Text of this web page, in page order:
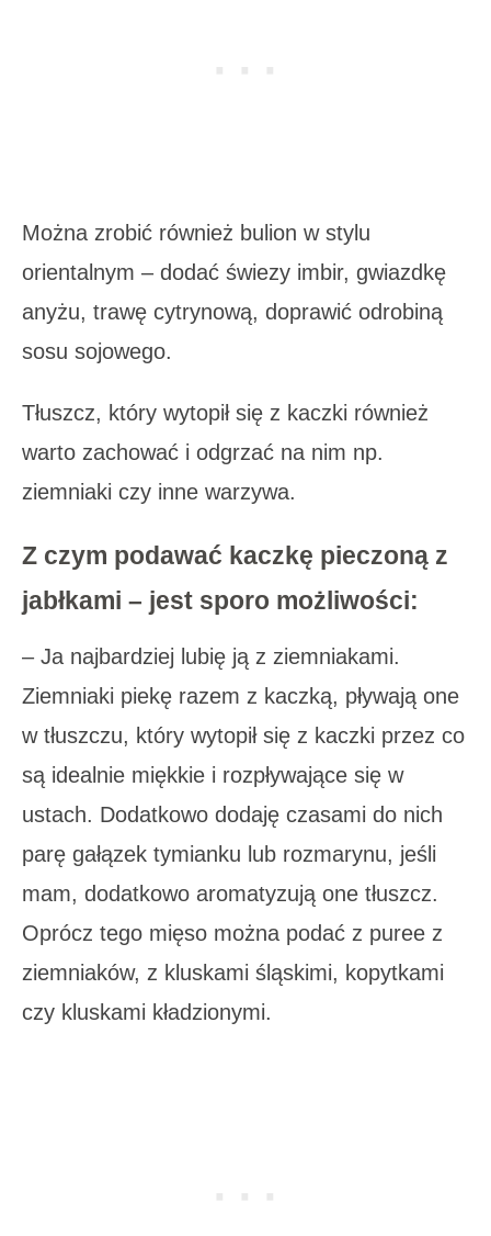
Można zrobić również bulion w stylu
orientalnym – dodać świezy imbir, gwiazdkę
anyżu, trawę cytrynową, doprawić odrobiną
sosu sojowego.
Tłuszcz, który wytopił się z kaczki również
warto zachować i odgrzać na nim np.
ziemniaki czy inne warzywa.
Z czym podawać kaczkę pieczoną z
jabłkami – jest sporo możliwości:
– Ja najbardziej lubię ją z ziemniakami.
Ziemniaki piekę razem z kaczką, pływają one
w tłuszczu, który wytopił się z kaczki przez co
są idealnie miękkie i rozpływające się w
ustach. Dodatkowo dodaję czasami do nich
parę gałązek tymianku lub rozmarynu, jeśli
mam, dodatkowo aromatyzują one tłuszcz.
Oprócz tego mięso można podać z puree z
ziemniaków, z kluskami śląskimi, kopytkami
czy kluskami kładzionymi.